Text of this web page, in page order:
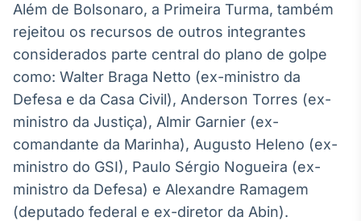
noticiosos
Soluções de
Tecnologia
Broadcast
Radar
Monitoramento
inteligente de
conteúdos
Broadcast
Fundos
Além de Bolsonaro, a Primeira Turma, também
rejeitou os recursos de outros integrantes
considerados parte central do plano de golpe
como: Walter Braga Netto (ex-ministro da
Defesa e da Casa Civil), Anderson Torres (ex-
ministro da Justiça), Almir Garnier (ex-
comandante da Marinha), Augusto Heleno (ex-
ministro do GSI), Paulo Sérgio Nogueira (ex-
ministro da Defesa) e Alexandre Ramagem
(deputado federal e ex-diretor da Abin).